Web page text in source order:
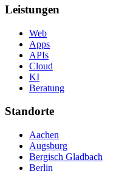
Leistungen
Web
Apps
APIs
Cloud
KI
Beratung
Standorte
Aachen
Augsburg
Bergisch Gladbach
Berlin